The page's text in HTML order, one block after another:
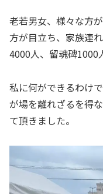
老若男女、様々な方
方が目立ち、家族連
4000人、留魂碑1000
私に何ができるわけ
が場を離れざるを得
て頂きました。